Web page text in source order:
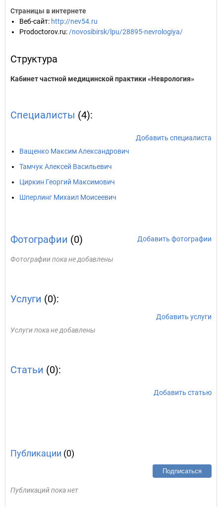
Страницы в интернете
Веб-сайт: http://nev54.ru
Prodoctorov.ru: /novosibirsk/lpu/28895-nevrologiya/
Структура
Кабинет частной медицинской практики «Неврология»
Специалисты (4):
Добавить специалиста
Ващенко Максим Александрович
Тамчук Алексей Васильевич
Циркин Георгий Максимович
Шперлинг Михаил Моисеевич
Фотографии (0) Добавить фотографии
Фотографии пока не добавлены
Услуги (0):
Добавить услуги
Услуги пока не добавлены
Статьи (0):
Добавить статью
Публикации (0)
Подписаться
Публикаций пока нет